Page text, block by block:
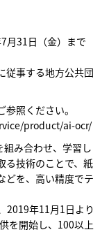
月31日（金）まで
従事する地方公共団
照ください。
product/ai-ocr/
組み合わせ、学習し
る技術のことで、紙
どを、高い精度でテ
2019年11月1日より
を開始し、100以上